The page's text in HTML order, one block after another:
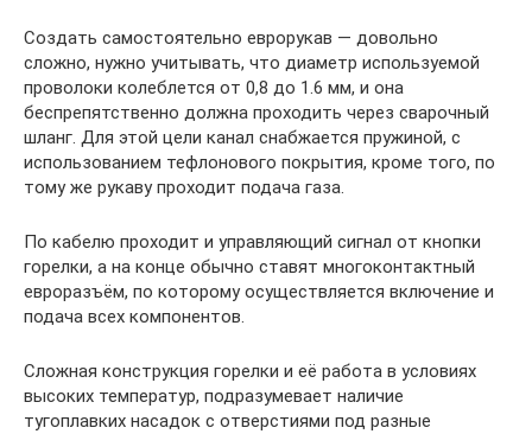
Создать самостоятельно еврорукав — довольно
сложно, нужно учитывать, что диаметр используемой
проволоки колеблется от 0,8 до 1.6 мм, и она
беспрепятственно должна проходить через сварочный
шланг. Для этой цели канал снабжается пружиной, с
использованием тефлонового покрытия, кроме того, по
тому же рукаву проходит подача газа.
По кабелю проходит и управляющий сигнал от кнопки
горелки, а на конце обычно ставят многоконтактный
евроразъём, по которому осуществляется включение и
подача всех компонентов.
Сложная конструкция горелки и её работа в условиях
высоких температур, подразумевает наличие
тугоплавких насадок с отверстиями под разные